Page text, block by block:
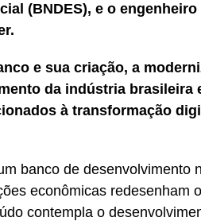
(BNDES), e o
e sua criação, a
da indústria brasileira
à transformação
banco de desenvolvimento
econômicas redesenham
contempla o